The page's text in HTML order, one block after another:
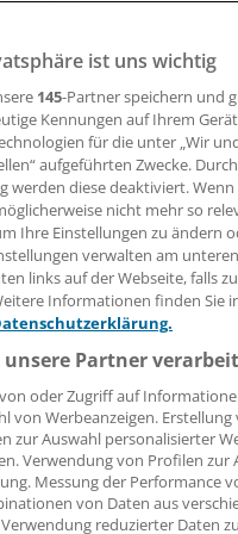
ließen sich mit der
verhindern.
die Akzeptanz des
05:46 Uhr
ist uns wichtig
145-Partner speichern und
Kennungen auf Ihrem
für die unter „Wir
aufgeführten Zwecke.
werden diese deaktiviert.
nicht mehr so
Ihre Einstellungen zu ändern
verwalten am
links auf der Webseite, falls
Informationen finden Sie
Partner
oder Zugriff auf
von Werbeanzeigen.
zur Auswahl personalisierter
Verwendung von Profilen zur
Messung der Performance
von Daten aus
reduzierter Daten